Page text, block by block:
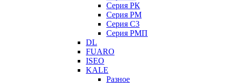
Серия РК
Серия РМ
Серия С3
Серия РМП
DL
FUARO
ISEO
KALE
Разное